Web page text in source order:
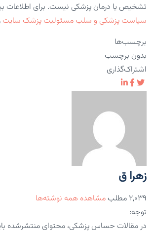
تشخیص یا درمان پزشکی نیست. برای اطلاعات
سیاست پزشکی و سلب مسئولیت پزشک سایت
برچسب‌ها
بدون برچسب
اشتراک‌گذاری
زهرا ق
۲,۰۳۹ مطلب
مشاهده همه نوشته‌ها
توجه:
در مقالات حساس پزشکی، محتوای منتشرشده